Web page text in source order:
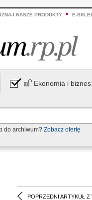
NASZE PRODUKTY E-
Ekonomia i biznes
do archiwum? Zobacz ofertę
POPRZEDNI ARTYKUŁ Z